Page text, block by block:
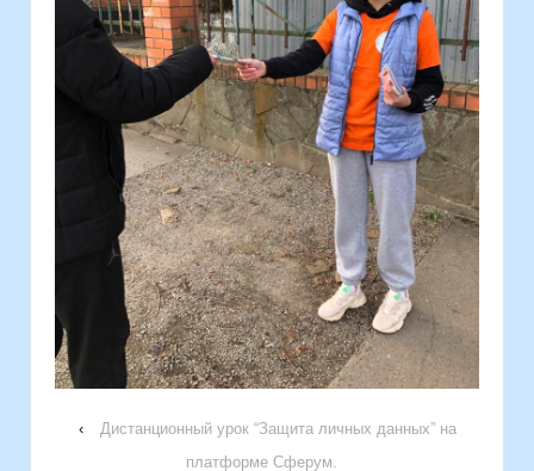
‹
Дистанционный урок “Защита личных данных” на
платформе Сферум.